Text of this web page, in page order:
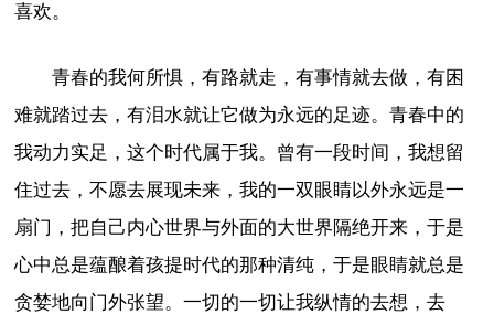
喜欢。
青春的我何所惧，有路就走，有事情就去做，有困
难就踏过去，有泪水就让它做为永远的足迹。青春中的
我动力实足，这个时代属于我。曾有一段时间，我想留
住过去，不愿去展现未来，我的一双眼睛以外永远是一
扇门，把自己内心世界与外面的大世界隔绝开来，于是
心中总是蕴酿着孩提时代的那种清纯，于是眼睛就总是
贪婪地向门外张望。一切的一切让我纵情的去想，去